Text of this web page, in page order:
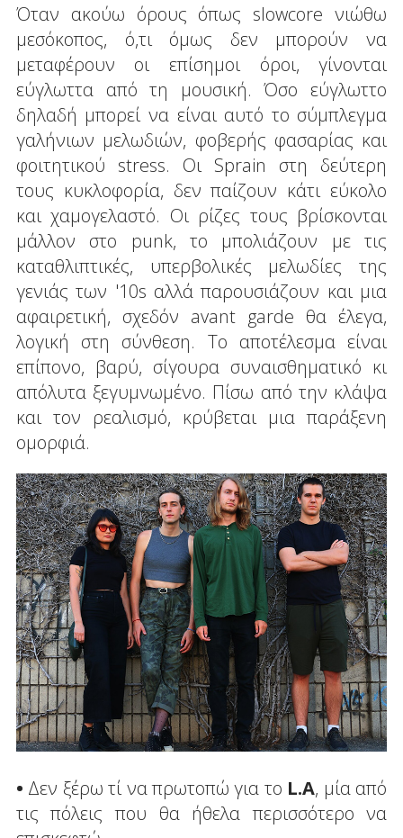
Όταν ακούω όρους όπως slowcore νιώθω
μεσόκοπος, ό,τι όμως δεν μπορούν να
μεταφέρουν οι επίσημοι όροι, γίνονται
εύγλωττα από τη μουσική. Όσο εύγλωττο
δηλαδή μπορεί να είναι αυτό το σύμπλεγμα
γαλήνιων μελωδιών, φοβερής φασαρίας και
φοιτητικού stress. Οι Sprain στη δεύτερη
τους κυκλοφορία, δεν παίζουν κάτι εύκολο
και χαμογελαστό. Οι ρίζες τους βρίσκονται
μάλλον στο punk, το μπολιάζουν με τις
καταθλιπτικές, υπερβολικές μελωδίες της
γενιάς των '10s αλλά παρουσιάζουν και μια
αφαιρετική, σχεδόν avant garde θα έλεγα,
λογική στη σύνθεση. Το αποτέλεσμα είναι
επίπονο, βαρύ, σίγουρα συναισθηματικό κι
απόλυτα ξεγυμνωμένο. Πίσω από την κλάψα
και τον ρεαλισμό, κρύβεται μια παράξενη
ομορφιά.
• Δεν ξέρω τί να πρωτοπώ για το L.A, μία από
τις πόλεις που θα ήθελα περισσότερο να